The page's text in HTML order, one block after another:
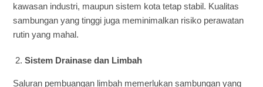
kawasan industri, maupun sistem kota tetap stabil. Kualitas
sambungan yang tinggi juga meminimalkan risiko perawatan
rutin yang mahal.
Sistem Drainase dan Limbah
Saluran pembuangan limbah memerlukan sambungan yang